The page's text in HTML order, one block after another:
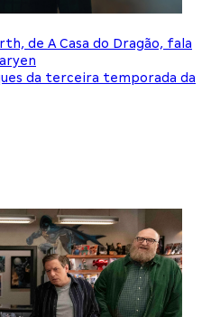
de A Casa do Dragão, fala
da terceira temporada da